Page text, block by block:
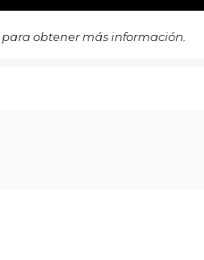
para obtener más información.